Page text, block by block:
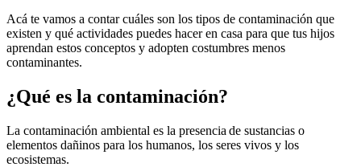
Acá te vamos a contar cuáles son los tipos de contaminación que
existen y qué actividades puedes hacer en casa para que tus hijos
aprendan estos conceptos y adopten costumbres menos
contaminantes.
¿Qué es la contaminación?
La contaminación ambiental es la presencia de sustancias o
elementos dañinos para los humanos, los seres vivos y los
ecosistemas.